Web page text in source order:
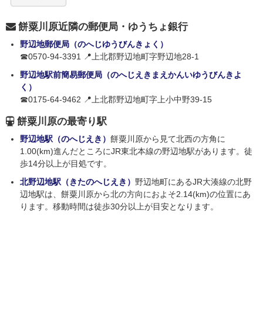
餅粟川原近隣の郵便局・ゆうちょ銀行
野辺地郵便局（のへじゆうびんきょく）
☎0570-94-3391 📍上北郡野辺地町字野辺地28-1
野辺地駅前簡易郵便局（のへじえきまえかんいゆうびんきよ
く）
☎0175-64-9462 📍上北郡野辺地町字上小中野39-15
餅粟川原の最寄り駅
野辺地駅（のへじえき） 餅粟川原から見て北西の方角に
1.00(km)進んだところにJR東北本線の野辺地駅があります。徒
歩14分以上が目処です。
北野辺地駅（きたのへじえき） 野辺地町にあるJR大湊線の北野
辺地駅は、餅粟川原から北の方向におよそ2.14(km)の位置にあ
ります。移動時間は徒歩30分以上が目安となります。